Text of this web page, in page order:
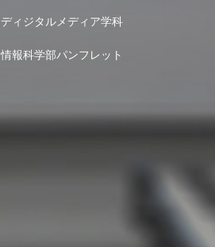
ディジタルメディア学科
情報科学部パンフレット